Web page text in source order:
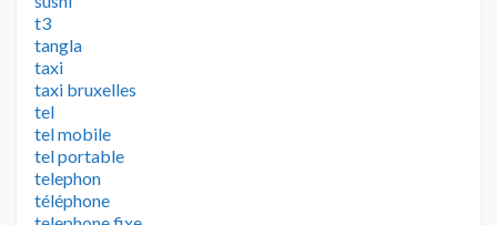
t3
tangla
taxi
taxi bruxelles
tel
tel mobile
tel portable
telephon
téléphone